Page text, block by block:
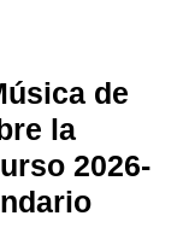
de
la
2026-